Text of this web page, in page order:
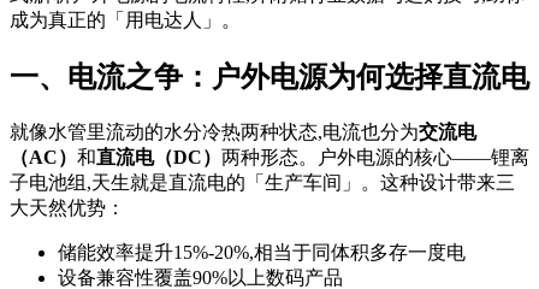
成为真正的「用电达人」。
一、电流之争：户外电源为何选择直流电
就像水管里流动的水分冷热两种状态,电流也分为交流电
（AC） 和直流电（DC） 两种形态。户外电源的核心——锂离
子电池组,天生就是直流电的「生产车间」。这种设计带来三
大天然优势：
储能效率提升15%-20%,相当于同体积多存一度电
设备兼容性覆盖90%以上数码产品